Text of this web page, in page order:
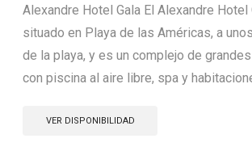
Alexandre Hotel Gala El Alexandre Hotel
situado en Playa de las Américas, a
de la playa, y es un complejo de
con piscina al aire libre, spa y
VER DISPONIBILIDAD